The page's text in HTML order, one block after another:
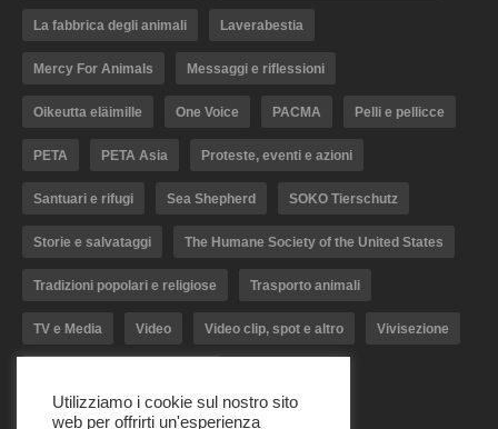
La fabbrica degli animali Laverabestia
Mercy For Animals Messaggi e riflessioni
Oikeutta eläimille One Voice PACMA Pelli e pellicce
PETA PETA Asia Proteste, eventi e azioni
Santuari e rifugi Sea Shepherd SOKO Tierschutz
Storie e salvataggi The Humane Society of the United States
Tradizioni popolari e religiose Trasporto animali
TV e Media Video Video clip, spot e altro Vivisezione
Utilizziamo i cookie sul nostro sito
web per offrirti un'esperienza